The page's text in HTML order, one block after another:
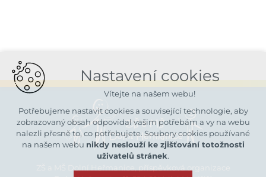
Nastavení cookies
Vítejte na našem webu!
Potřebujeme nastavit cookies a související technologie, aby
zobrazovaný obsah odpovídal vašim potřebám a vy na webu
nalezli přesně to, co potřebujete. Soubory cookies používané
na našem webu nikdy neslouží ke zjišťování totožnosti
uživatelů stránek.